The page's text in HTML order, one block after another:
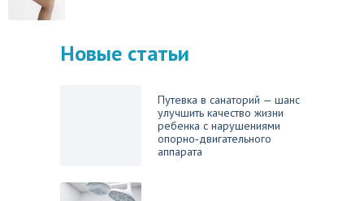
Новые статьи
Путевка в санаторий — шанс
улучшить качество жизни
ребенка с нарушениями
опорно‑двигательного
аппарата